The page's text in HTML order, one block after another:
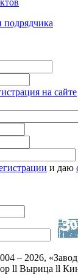
подрядчика
на сайте
и даю
– 2026,
ll Вырица ll